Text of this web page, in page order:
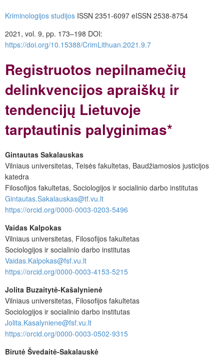
Kriminologijos studijos ISSN 2351-6097 eISSN 2538-8754
2021, vol. 9, pp. 173–198 DOI:
https://doi.org/10.15388/CrimLithuan.2021.9.7
Registruotos nepilnamečių
delinkvencijos apraiškų ir
tendencijų Lietuvoje
tarptautinis palyginimas*
Gintautas Sakalauskas
Vilniaus universitetas, Teisės fakultetas, Baudžiamosios justicijos
katedra
Filosofijos fakultetas, Sociologijos ir socialinio darbo institutas
Gintautas.Sakalauskas@tf.vu.lt
https://orcid.org/0000-0003-0203-5496
Vaidas Kalpokas
Vilniaus universitetas, Filosofijos fakultetas
Sociologijos ir socialinio darbo institutas
Vaidas.Kalpokas@fsf.vu.lt
https://orcid.org/0000-0003-4153-5215
Jolita Buzaitytė-Kašalynienė
Vilniaus universitetas, Filosofijos fakultetas
Sociologijos ir socialinio darbo institutas
Jolita.Kasalyniene@fsf.vu.lt
https://orcid.org/0000-0003-0502-9315
Birutė Švedaitė-Sakalauskė